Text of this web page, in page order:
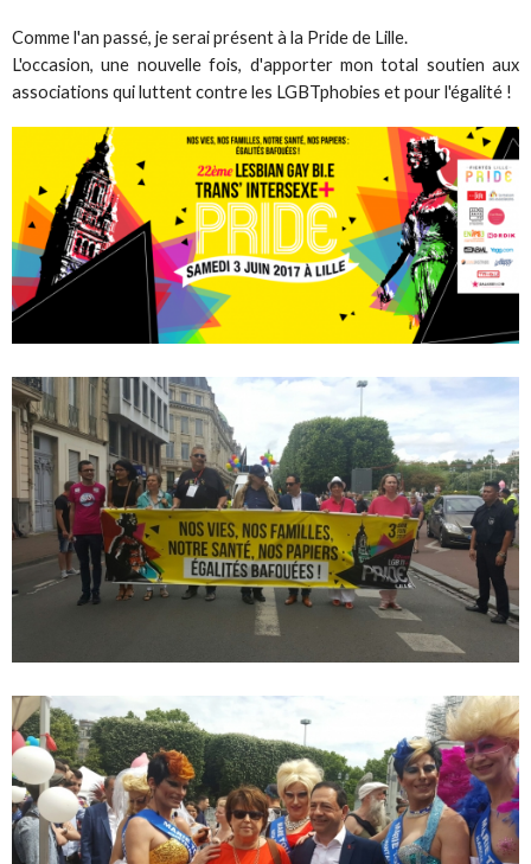
Comme l'an passé, je serai présent à la Pride de Lille.
L'occasion, une nouvelle fois, d'apporter mon total soutien aux
associations qui luttent contre les LGBTphobies et pour l'égalité !